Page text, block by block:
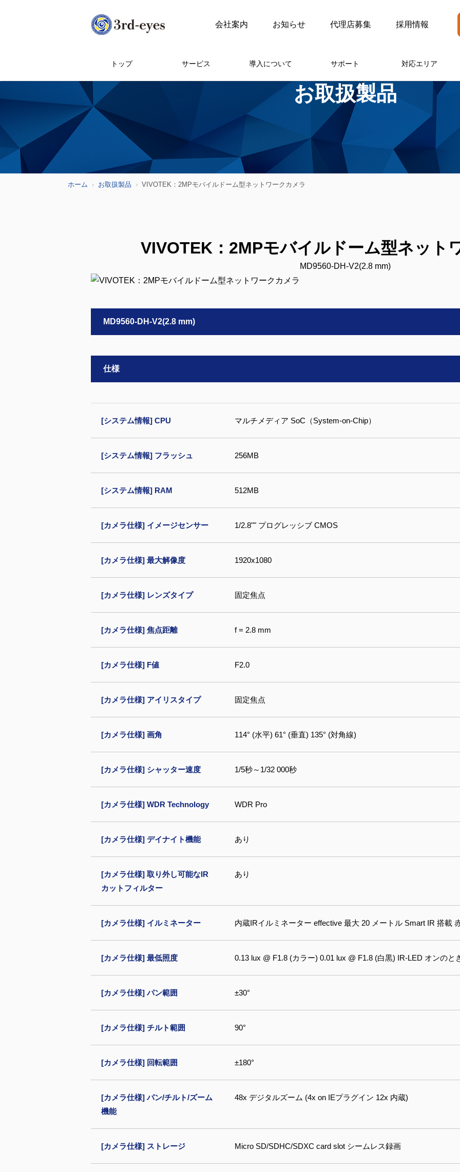
会社案内 お知らせ 代理店募集 採用情報
トップ サービス 導入について サポート 対応エリア
お取扱製品
ホーム お取扱製品 VIVOTEK：2MPモバイルドーム型ネットワークカメラ
VIVOTEK：2MPモバイルドーム型ネット
MD9560-DH-V2(2.8 mm)
MD9560-DH-V2(2.8 mm)
仕様
[システム情報] CPU マルチメディア SoC（System-on-Chip）
[システム情報] フラッシュ 256MB
[システム情報] RAM 512MB
[カメラ仕様] イメージセンサー 1/2.8"" プログレッシブ CMOS
[カメラ仕様] 最大解像度 1920x1080
[カメラ仕様] レンズタイプ 固定焦点
[カメラ仕様] 焦点距離 f = 2.8 mm
[カメラ仕様] F値 F2.0
[カメラ仕様] アイリスタイプ 固定焦点
[カメラ仕様] 画角 114° (水平) 61° (垂直) 135° (対角線)
[カメラ仕様] シャッター速度 1/5秒～1/32 000秒
[カメラ仕様] WDR Technology WDR Pro
[カメラ仕様] デイナイト機能 あり
[カメラ仕様] 取り外し可能なIR
カットフィルター
あり
[カメラ仕様] イルミネーター 内蔵IRイルミネーター effective 最大 20 メートル Smart IR 搭載
[カメラ仕様] 最低照度 0.13 lux @ F1.8 (カラー) 0.01 lux @ F1.8 (白黒) IR‐LED オンのと
[カメラ仕様] パン範囲 ±30°
[カメラ仕様] チルト範囲 90°
[カメラ仕様] 回転範囲 ±180°
[カメラ仕様] パン/チルト/ズーム
機能
48x デジタルズーム (4x on IEプラグイン 12x 内蔵)
[カメラ仕様] ストレージ Micro SD/SDHC/SDXC card slot シームレス録画